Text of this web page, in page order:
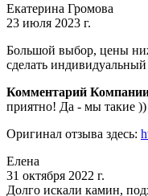
Екатерина Громова
23 июля 2023 г.
Большой выбор, цены
сделать
Комментарий
приятно! Да - мы такие
Оригинал отзыва здесь:
Елена
31 октября 2022 г.
Долго искали камин,